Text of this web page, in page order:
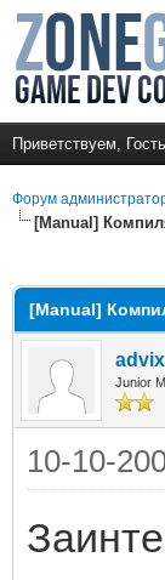
Приветствуем,
Форум
[Manual]
[Manual]
advix
Junior
10-10-